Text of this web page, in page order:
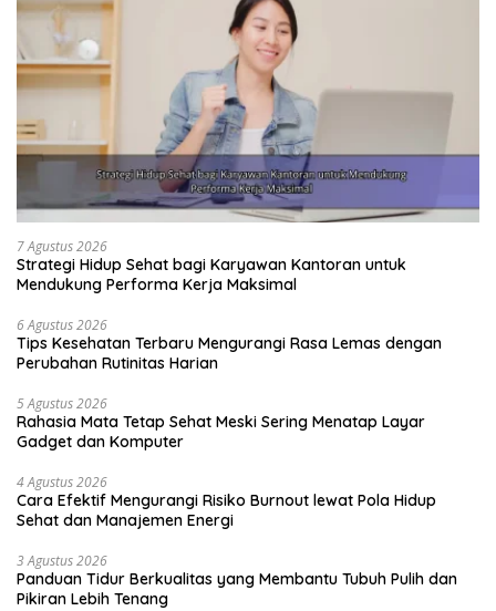
7 Agustus 2026
Strategi Hidup Sehat bagi Karyawan Kantoran untuk
Mendukung Performa Kerja Maksimal
6 Agustus 2026
Tips Kesehatan Terbaru Mengurangi Rasa Lemas dengan
Perubahan Rutinitas Harian
5 Agustus 2026
Rahasia Mata Tetap Sehat Meski Sering Menatap Layar
Gadget dan Komputer
4 Agustus 2026
Cara Efektif Mengurangi Risiko Burnout lewat Pola Hidup
Sehat dan Manajemen Energi
3 Agustus 2026
Panduan Tidur Berkualitas yang Membantu Tubuh Pulih dan
Pikiran Lebih Tenang